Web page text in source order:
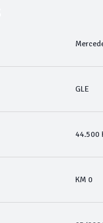
GLE
44.500
KM 0